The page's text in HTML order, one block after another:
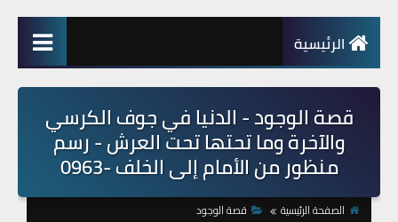
الرئيسية
قصة الوجود - الدنيا في جوف الكرسي
والآخرة وما تحتها تحت العرش - رسم
منظور من الأمام إلى الخلف -0963
الصفحة الرئيسية
قصة الوجود